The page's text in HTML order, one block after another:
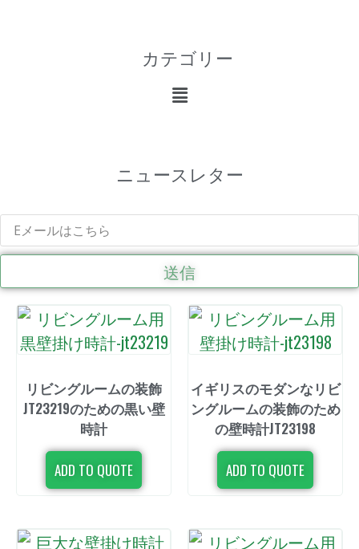
カテゴリー
ニュースレター
送信
リビングルームの装飾
JT23219のための黒い壁
時計
ADD TO QUOTE
イギリスのモダンなリビ
ングルームの装飾のため
の壁時計JT23198
ADD TO QUOTE